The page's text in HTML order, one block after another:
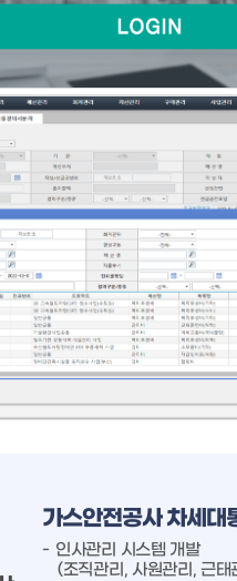
가스안전공사 차세
인사관리 시스템 개발
(조직관리, 사원관리, 근